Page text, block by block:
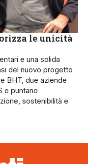
le unicità
e una solida
del nuovo progetto
BHT, due aziende
e puntano
sostenibilità e